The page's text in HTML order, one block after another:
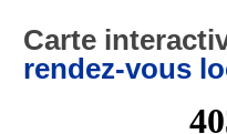
Carte
rendez-vous